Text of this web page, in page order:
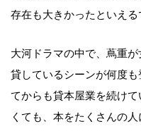
存在も大きかったといえる
大河ドラマの中で、蔦重
貸しているシーンが何度
てからも貸本屋業を続け
くても、本をたくさんの